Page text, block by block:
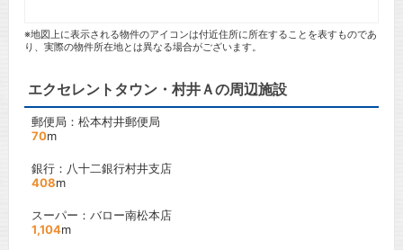
※地図上に表示される物件のアイコンは付近住所に所在することを表すものであ
り、実際の物件所在地とは異なる場合がございます。
エクセレントタウン・村井Ａの周辺施設
郵便局：松本村井郵便局
70m
銀行：八十二銀行村井支店
408m
スーパー：バロー南松本店
1,104m